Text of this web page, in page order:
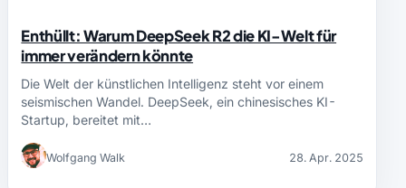
Enthüllt: Warum DeepSeek R2 die KI-Welt für
immer verändern könnte
Die Welt der künstlichen Intelligenz steht vor einem
seismischen Wandel. DeepSeek, ein chinesisches KI-
Startup, bereitet mit…
Wolfgang Walk 28. Apr. 2025